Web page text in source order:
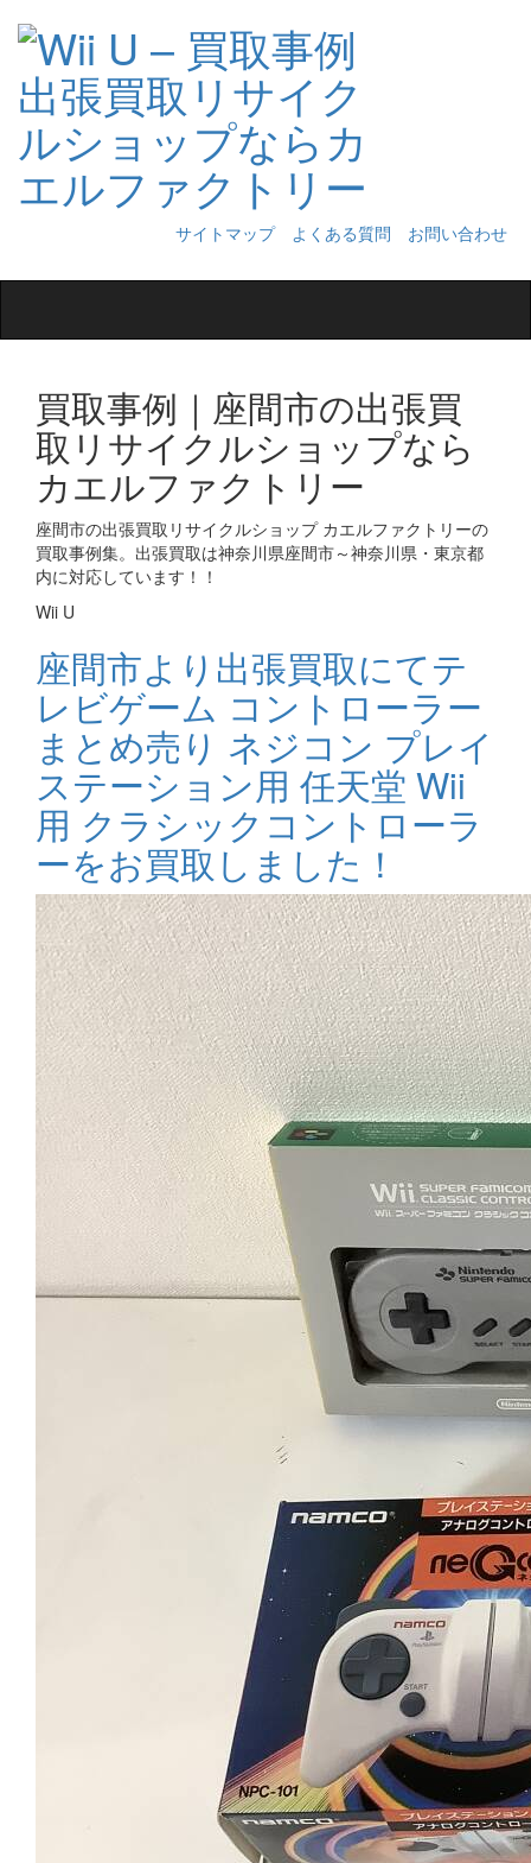
サイトマップ よくある質問
お問い合わせ
navigation
買取事例｜座間市の出張買
取リサイクルショップなら
カエルファクトリー
座間市の出張買取リサイクルショップ カエルファクトリーの
買取事例集。出張買取は神奈川県座間市～神奈川県・東京都
内に対応しています！！
Wii U
座間市より出張買取にてテ
レビゲーム コントローラー
まとめ売り ネジコン プレイ
ステーション用 任天堂 Wii
用 クラシックコントローラ
ーをお買取しました！